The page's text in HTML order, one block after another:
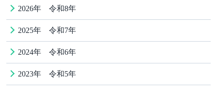
2026年 令和8年
2025年 令和7年
2024年 令和6年
2023年 令和5年